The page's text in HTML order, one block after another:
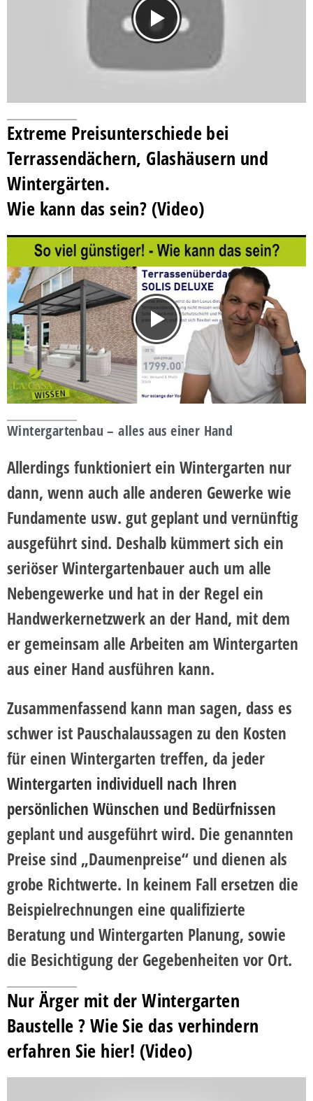
Extreme Preisunterschiede bei
Terrassendächern, Glashäusern und
Wintergärten.
Wie kann das sein? (Video)
Wintergartenbau – alles aus einer Hand
Allerdings funktioniert ein Wintergarten nur
dann, wenn auch alle anderen Gewerke wie
Fundamente usw. gut geplant und vernünftig
ausgeführt sind. Deshalb kümmert sich ein
seriöser Wintergartenbauer auch um alle
Nebengewerke und hat in der Regel ein
Handwerkernetzwerk an der Hand, mit dem
er gemeinsam alle Arbeiten am Wintergarten
aus einer Handausführen kann.
Zusammenfassend kann man sagen, dass es
schwer ist Pauschalaussagen zu den Kosten
für einen Wintergarten treffen, da jeder
Wintergarten individuell nach Ihren
persönlichen Wünschen und Bedürfnissen
geplant und ausgeführt wird. Die genannten
Preise sind „Daumenpreise“ und dienen als
grobe Richtwerte. In keinem Fall ersetzen die
Beispielrechnungen eine qualifizierte
Beratung und Wintergarten Planung, sowie
die Besichtigung der Gegebenheiten vor Ort.
Nur Ärger mit der Wintergarten
Baustelle ? Wie Sie das verhindern
erfahren Sie hier! (Video)